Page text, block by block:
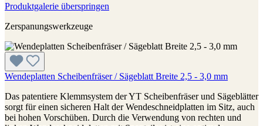
Produktgalerie überspringen
Zerspanungswerkzeuge
Wendeplatten Scheibenfräser / Sägeblatt Breite 2,5 - 3,0 mm
Das patentiere Klemmsystem der YT Scheibenfräser und Sägeblätter
sorgt für einen sicheren Halt der Wendeschneidplatten im Sitz, auch
bei hohen Vorschüben. Durch die Verwendung von rechten und